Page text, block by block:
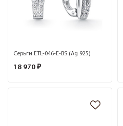
Серьги ETL-046-E-BS (Ag 925)
18 970 ₽